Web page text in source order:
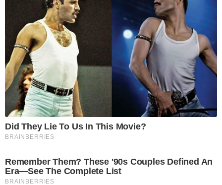
Did They Lie To Us In This Movie?
BRAINBERRIES
Remember Them? These '90s Couples Defined An
Era—See The Complete List
BRAINBERRIES